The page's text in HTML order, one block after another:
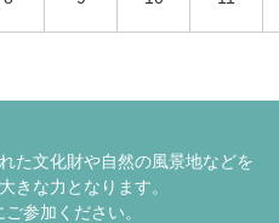
た文化財や自然の風景地などを
きな力となります。
参加ください。